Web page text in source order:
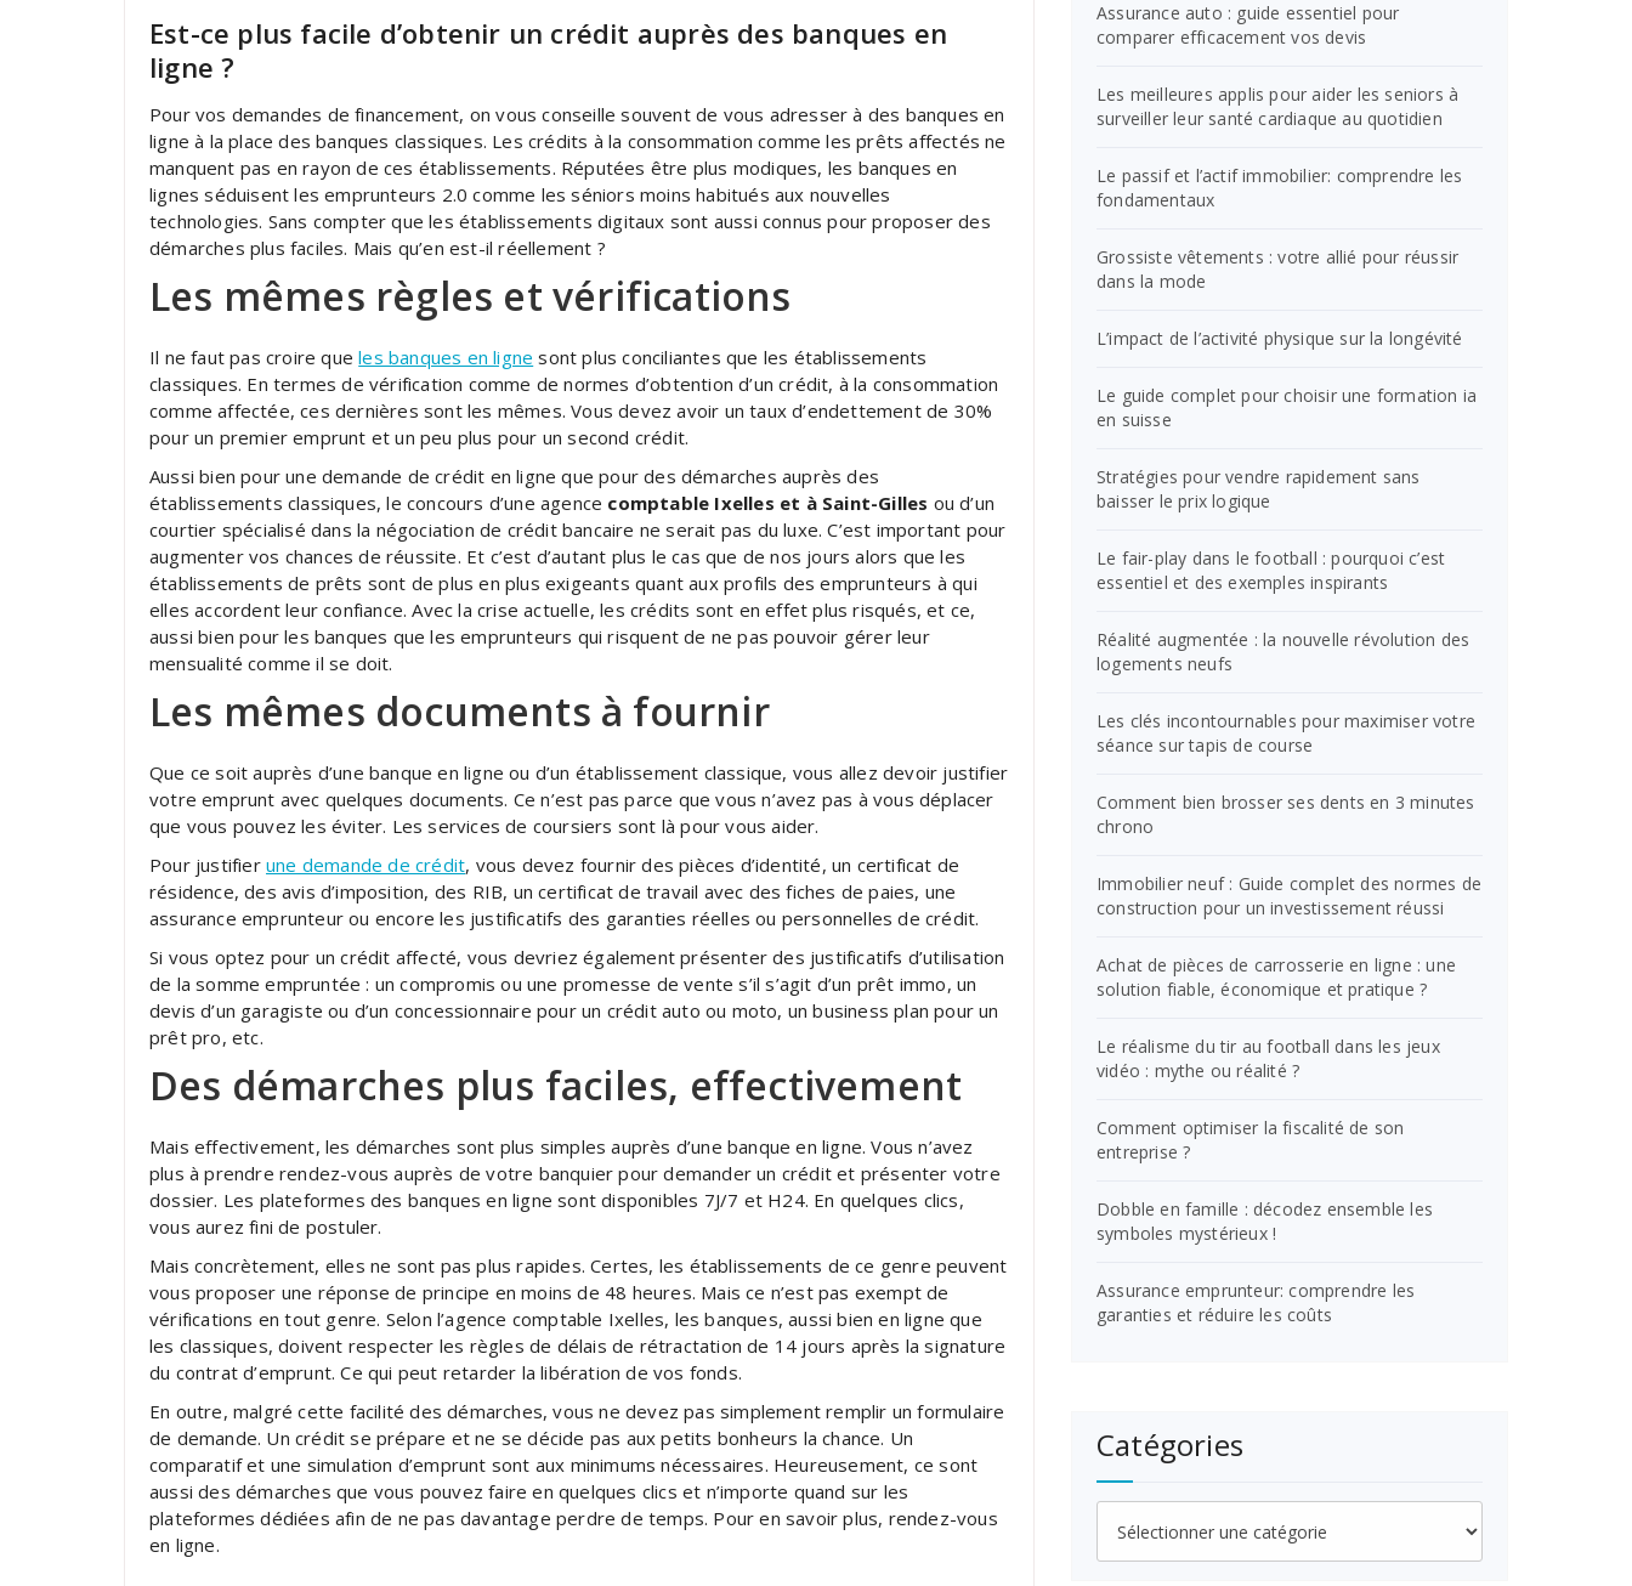
Est-ce plus facile d’obtenir un crédit auprès des banques en
ligne ?
Pour vos demandes de financement, on vous conseille souvent de vous adresser à des banques en
ligne à la place des banques classiques. Les crédits à la consommation comme les prêts affectés ne
manquent pas en rayon de ces établissements. Réputées être plus modiques, les banques en
lignes séduisent les emprunteurs 2.0 comme les séniors moins habitués aux nouvelles
technologies. Sans compter que les établissements digitaux sont aussi connus pour proposer des
démarches plus faciles. Mais qu’en est-il réellement ?
Les mêmes règles et vérifications
Il ne faut pas croire queles banques en ligne sont plus conciliantes que les établissements
classiques. En termes de vérification comme de normes d’obtention d’un crédit, à la consommation
comme affectée, ces dernières sont les mêmes. Vous devez avoir un taux d’endettement de 30%
pour un premier emprunt et un peu plus pour un second crédit.
Aussi bien pour une demande de crédit en ligne que pour des démarches auprès des
établissements classiques, le concours d’une agence comptable Ixelles et à Saint-Gilles ou d’un
courtier spécialisé dans la négociation de crédit bancaire ne serait pas du luxe. C’est important pour
augmenter vos chances de réussite. Et c’est d’autant plus le cas que de nos jours alors que les
établissements de prêts sont de plus en plus exigeants quant aux profils des emprunteurs à qui
elles accordent leur confiance. Avec la crise actuelle, les crédits sont en effet plus risqués, et ce,
aussi bien pour les banques que les emprunteurs qui risquent de ne pas pouvoir gérer leur
mensualité comme il se doit.
Les mêmes documents à fournir
Que ce soit auprès d’une banque en ligne ou d’un établissement classique, vous allez devoir justifier
votre emprunt avec quelques documents. Ce n’est pas parce que vous n’avez pas à vous déplacer
que vous pouvez les éviter. Les services de coursiers sont là pour vous aider.
Pour justifier une demande de crédit, vous devez fournir des pièces d’identité, un certificat de
résidence, des avis d’imposition, des RIB, un certificat de travail avec des fiches de paies, une
assurance emprunteur ou encore les justificatifs des garanties réelles ou personnelles de crédit.
Si vous optez pour un crédit affecté, vous devriez également présenter des justificatifs d’utilisation
de la somme empruntée : un compromis ou une promesse de vente s’il s’agit d’un prêt immo, un
devis d’un garagiste ou d’un concessionnaire pour un crédit auto ou moto, un business plan pour un
prêt pro, etc.
Des démarches plus faciles, effectivement
Mais effectivement, les démarches sont plus simples auprès d’une banque en ligne. Vous n’avez
plus à prendre rendez-vous auprès de votre banquier pour demander un crédit et présenter votre
dossier. Les plateformes des banques en ligne sont disponibles 7J/7 et H24. En quelques clics,
vous aurez fini de postuler.
Mais concrètement, elles ne sont pas plus rapides. Certes, les établissements de ce genre peuvent
vous proposer une réponse de principe en moins de 48 heures. Mais ce n’est pas exempt de
vérifications en tout genre. Selon l’agence comptable Ixelles, les banques, aussi bien en ligne que
les classiques, doivent respecter les règles de délais de rétractation de 14 jours après la signature
du contrat d’emprunt. Ce qui peut retarder la libération de vos fonds.
En outre, malgré cette facilité des démarches, vous ne devez pas simplement remplir un formulaire
de demande. Un crédit se prépare et ne se décide pas aux petits bonheurs la chance. Un
comparatif et une simulation d’emprunt sont aux minimums nécessaires. Heureusement, ce sont
aussi des démarches que vous pouvez faire en quelques clics et n’importe quand sur les
plateformes dédiées afin de ne pas davantage perdre de temps. Pour en savoir plus, rendez-vous
en ligne.
Assurance auto : guide essentiel pour
comparer efficacement vos devis
Les meilleures applis pour aider les seniors à
surveiller leur santé cardiaque au quotidien
Le passif et l’actif immobilier: comprendre les
fondamentaux
Grossiste vêtements : votre allié pour réussir
dans la mode
L’impact de l’activité physique sur la longévité
Le guide complet pour choisir une formation ia
en suisse
Stratégies pour vendre rapidement sans
baisser le prix logique
Le fair-play dans le football : pourquoi c’est
essentiel et des exemples inspirants
Réalité augmentée : la nouvelle révolution des
logements neufs
Les clés incontournables pour maximiser votre
séance sur tapis de course
Comment bien brosser ses dents en 3 minutes
chrono
Immobilier neuf : Guide complet des normes de
construction pour un investissement réussi
Achat de pièces de carrosserie en ligne : une
solution fiable, économique et pratique ?
Le réalisme du tir au football dans les jeux
vidéo : mythe ou réalité ?
Comment optimiser la fiscalité de son
entreprise ?
Dobble en famille : décodez ensemble les
symboles mystérieux !
Assurance emprunteur: comprendre les
garanties et réduire les coûts
Catégories
Catégories